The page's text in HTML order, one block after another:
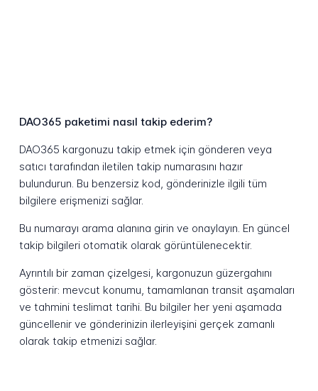
DAO365 paketimi nasıl takip ederim?
DAO365 kargonuzu takip etmek için gönderen veya
satıcı tarafından iletilen takip numarasını hazır
bulundurun. Bu benzersiz kod, gönderinizle ilgili tüm
bilgilere erişmenizi sağlar.
Bu numarayı arama alanına girin ve onaylayın. En güncel
takip bilgileri otomatik olarak görüntülenecektir.
Ayrıntılı bir zaman çizelgesi, kargonuzun güzergahını
gösterir: mevcut konumu, tamamlanan transit aşamaları
ve tahmini teslimat tarihi. Bu bilgiler her yeni aşamada
güncellenir ve gönderinizin ilerleyişini gerçek zamanlı
olarak takip etmenizi sağlar.